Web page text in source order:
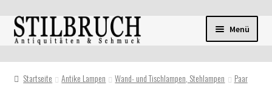
Zur
Navigation
Zum
Inhalt
Menü
Startseite Antike Lampen Wand- und Tischlampen, Stehlampen
Paar